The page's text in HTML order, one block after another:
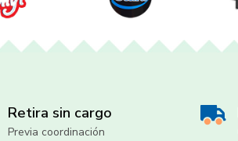
Retira sin cargo
Previa coordinación